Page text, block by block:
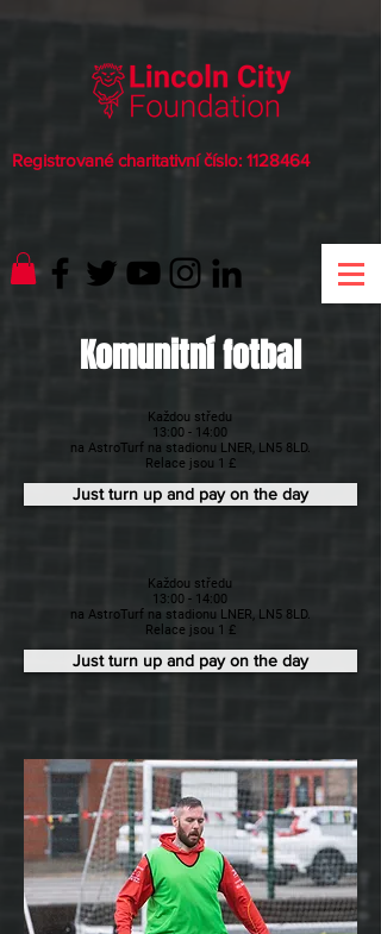
Registrované charitativní číslo: 1128464
Komunitní fotbal
Každou středu
13:00 - 14:00
na AstroTurf na stadionu LNER, LN5 8LD.
Relace jsou 1 £
Just turn up and pay on the day
Každou středu
13:00 - 14:00
na AstroTurf na stadionu LNER, LN5 8LD.
Relace jsou 1 £
Just turn up and pay on the day